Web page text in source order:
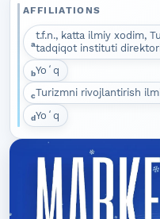
AFFILIATIONS
a
t.f.n., katta ilmiy xodim,
tadqiqot instituti
bYoʻq
cTurizmni rivojlantirish
dYoʻq